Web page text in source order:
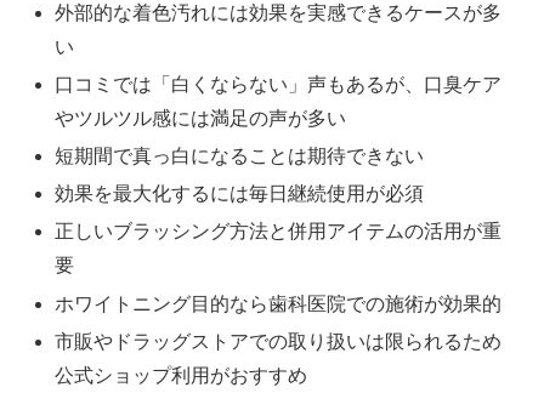
外部的な着色汚れには効果を実感できるケースが多
い
口コミでは「白くならない」声もあるが、口臭ケア
やツルツル感には満足の声が多い
短期間で真っ白になることは期待できない
効果を最大化するには毎日継続使用が必須
正しいブラッシング方法と併用アイテムの活用が重
要
ホワイトニング目的なら歯科医院での施術が効果的
市販やドラッグストアでの取り扱いは限られるため
公式ショップ利用がおすすめ